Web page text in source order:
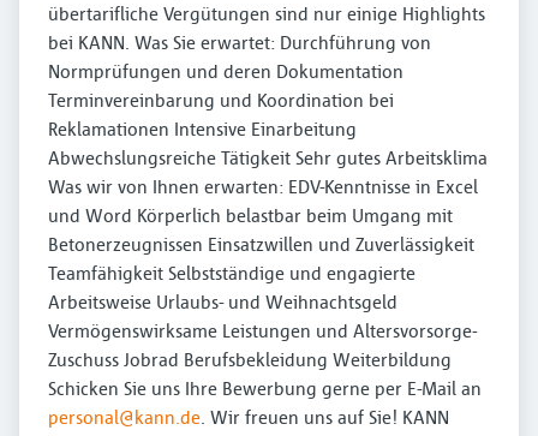
übertarifliche Vergütungen sind nur einige Highlights
bei KANN. Was Sie erwartet: Durchführung von
Normprüfungen und deren Dokumentation
Terminvereinbarung und Koordination bei
Reklamationen Intensive Einarbeitung
Abwechslungsreiche Tätigkeit Sehr gutes Arbeitsklima
Was wir von Ihnen erwarten: EDV-Kenntnisse in Excel
und Word Körperlich belastbar beim Umgang mit
Betonerzeugnissen Einsatzwillen und Zuverlässigkeit
Teamfähigkeit Selbstständige und engagierte
Arbeitsweise Urlaubs- und Weihnachtsgeld
Vermögenswirksame Leistungen und Altersvorsorge-
Zuschuss Jobrad Berufsbekleidung Weiterbildung
Schicken Sie uns Ihre Bewerbung gerne per E-Mail an
personal@kann.de. Wir freuen uns auf Sie! KANN